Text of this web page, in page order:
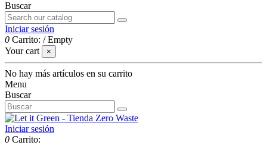
Buscar
Iniciar sesión
0 Carrito: /Empty
Your cart
×
No hay más artículos en su carrito
Menu
Buscar
Iniciar sesión
0 Carrito: